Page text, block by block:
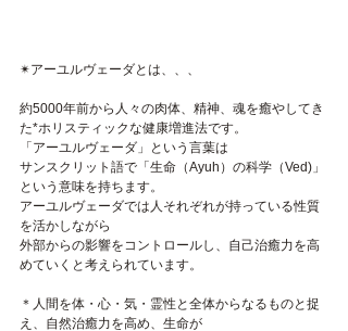
✴︎アーユルヴェーダとは、、、
約5000年前から人々の肉体、精神、魂を癒やしてき
た*ホリスティックな健康増進法です。
「アーユルヴェーダ」という言葉は
サンスクリット語で「生命（Ayuh）の科学（Ved)」
という意味を持ちます。
アーユルヴェーダでは人それぞれが持っている性質
を活かしながら
外部からの影響をコントロールし、自己治癒力を高
めていくと考えられています。
＊人間を体・心・気・霊性と全体からなるものと捉
え、自然治癒力を高め、生命が